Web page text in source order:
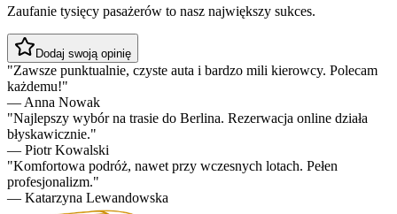
Zaufanie tysięcy pasażerów to nasz największy sukces.
Dodaj swoją opinię
"Zawsze punktualnie, czyste auta i bardzo mili kierowcy. Polecam
każdemu!"
— Anna Nowak
"Najlepszy wybór na trasie do Berlina. Rezerwacja online działa
błyskawicznie."
— Piotr Kowalski
"Komfortowa podróż, nawet przy wczesnych lotach. Pełen
profesjonalizm."
— Katarzyna Lewandowska